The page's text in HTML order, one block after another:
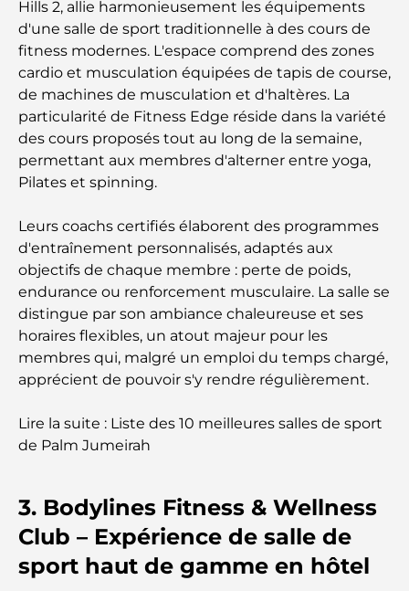
Dubai Horse Racing: Where Tradition Meets
Global Competition
Cafés à Palm Jumeirah : Guide des meilleurs cafés
et lieux de vie de l’île
Les meilleurs petits-déjeuners de Dubaï : Ma
sélection pour 2026
guide ultime
Plan directeur de Tilal Al Ghaf : une nouvelle
norme pour la vie intégrée à Dubaï
Maisons conformes au Vastu : Guide pratique pour
créer équilibre et harmonie
paysager à Dubaï : Transformer vos espaces
extérieurs
Dubaï : un guide complet
Palm Jebel Ali contre Palm Jumeirah : une
comparaison claire pour les acheteurs immobiliers
Hills 2, allie harmonieusement les équipements
d'une salle de sport traditionnelle à des cours de
fitness modernes. L'espace comprend des zones
cardio et musculation équipées de tapis de course,
de machines de musculation et d'haltères. La
particularité de Fitness Edge réside dans la variété
des cours proposés tout au long de la semaine,
permettant aux membres d'alterner entre yoga,
Pilates et spinning.
Leurs coachs certifiés élaborent des programmes
d'entraînement personnalisés, adaptés aux
objectifs de chaque membre : perte de poids,
endurance ou renforcement musculaire. La salle se
distingue par son ambiance chaleureuse et ses
horaires flexibles, un atout majeur pour les
membres qui, malgré un emploi du temps chargé,
apprécient de pouvoir s'y rendre régulièrement.
Lire la suite : Liste des 10 meilleures salles de sport
de Palm Jumeirah
3. Bodylines Fitness & Wellness
Club – Expérience de salle de
sport haut de gamme en hôtel